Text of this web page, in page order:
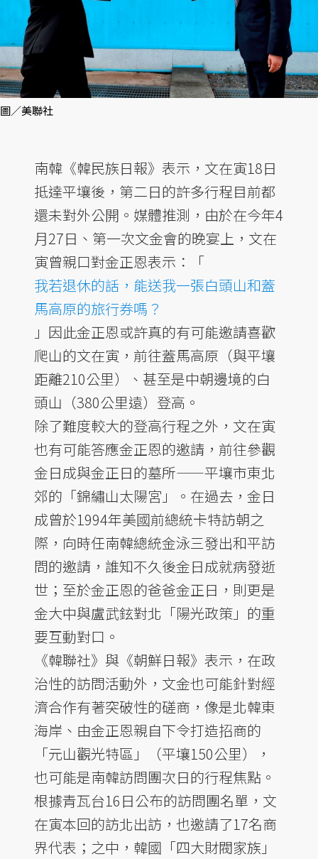
圖／美聯社
南韓《韓民族日報》表示，文在寅18日
抵達平壤後，第二日的許多行程目前都
還未對外公開。媒體推測，由於在今年4
月27日、第一次文金會的晚宴上，文在
寅曾親口對金正恩表示：「
我若退休的話，能送我一張白頭山和蓋
馬高原的旅行券嗎？
」因此金正恩或許真的有可能邀請喜歡
爬山的文在寅，前往蓋馬高原（與平壤
距離210公里）、甚至是中朝邊境的白
頭山（380公里遠）登高。
除了難度較大的登高行程之外，文在寅
也有可能答應金正恩的邀請，前往參觀
金日成與金正日的墓所——平壤市東北
郊的「錦繡山太陽宮」。在過去，金日
成曾於1994年美國前總統卡特訪朝之
際，向時任南韓總統金泳三發出和平訪
問的邀請，誰知不久後金日成就病發逝
世；至於金正恩的爸爸金正日，則更是
金大中與盧武鉉對北「陽光政策」的重
要互動對口。
《韓聯社》與《朝鮮日報》表示，在政
治性的訪問活動外，文金也可能針對經
濟合作有著突破性的磋商，像是北韓東
海岸、由金正恩親自下令打造招商的
「元山觀光特區」（平壤150公里），
也可能是南韓訪問團次日的行程焦點。
根據青瓦台16日公布的訪問團名單，文
在寅本回的訪北出訪，也邀請了17名商
界代表；之中，韓國「四大財閥家族」